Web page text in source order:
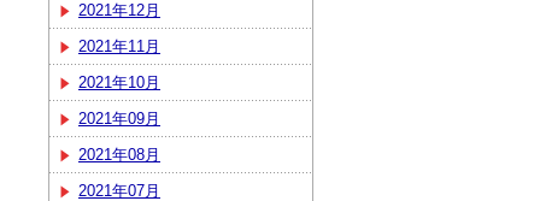
2021年12月
2021年11月
2021年10月
2021年09月
2021年08月
2021年07月